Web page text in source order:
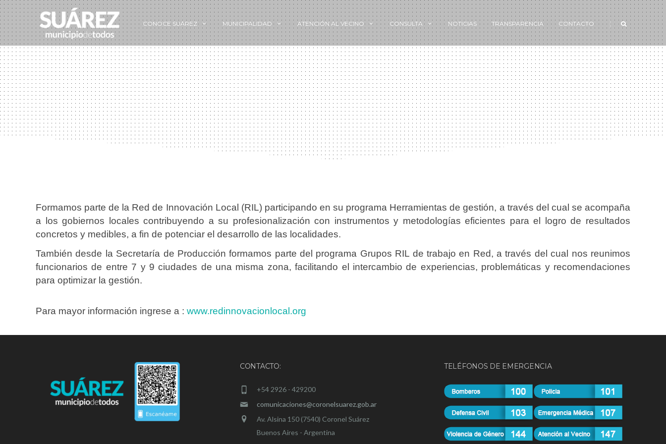
CONOCE SUÁREZ MUNICIPALIDAD ATENCIÓN AL VECINO CONSULTA NOTICIAS TRANSPARENCIA CONTACTO |
Formamos parte de la Red de Innovación Local (RIL) participando en su programa Herramientas de gestión, a través del cual se acompaña
a los gobiernos locales contribuyendo a su profesionalización con instrumentos y metodologías eficientes para el logro de resultados
concretos y medibles, a fin de potenciar el desarrollo de las localidades.
También desde la Secretaría de Producción formamos parte del programa Grupos RIL de trabajo en Red, a través del cual nos reunimos
funcionarios de entre 7 y 9 ciudades de una misma zona, facilitando el intercambio de experiencias, problemáticas y recomendaciones
para optimizar la gestión.
Para mayor información ingrese a : www.redinnovacionlocal.org
CONTACTO:
+54 2926 - 429200
comunicaciones@coronelsuarez.gob.ar
Av. Alsina 150 (7540) Coronel Suárez
Buenos Aires - Argentina
TELÉFONOS DE EMERGENCIA